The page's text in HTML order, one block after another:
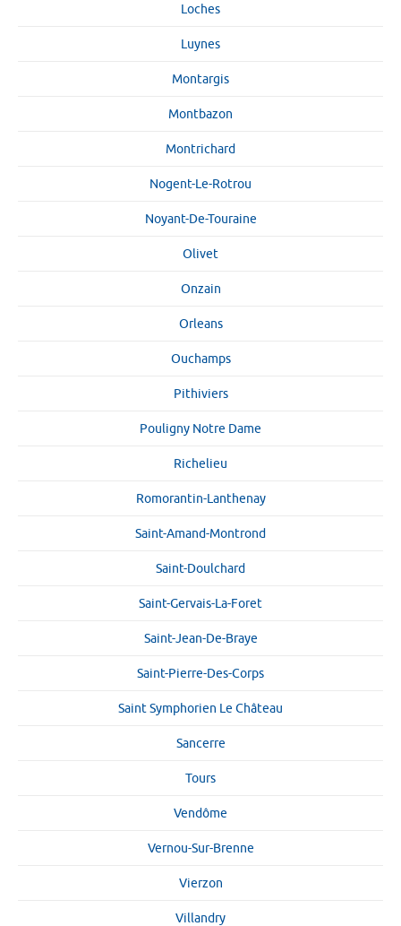
Loches
Luynes
Montargis
Montbazon
Montrichard
Nogent-Le-Rotrou
Noyant-De-Touraine
Olivet
Onzain
Orleans
Ouchamps
Pithiviers
Pouligny Notre Dame
Richelieu
Romorantin-Lanthenay
Saint-Amand-Montrond
Saint-Doulchard
Saint-Gervais-La-Foret
Saint-Jean-De-Braye
Saint-Pierre-Des-Corps
Saint Symphorien Le Château
Sancerre
Tours
Vendôme
Vernou-Sur-Brenne
Vierzon
Villandry